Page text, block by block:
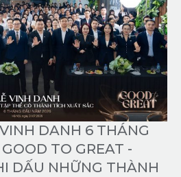
DANH 6 THÁNG
TO GREAT -
DẤU NHỮNG THÀNH